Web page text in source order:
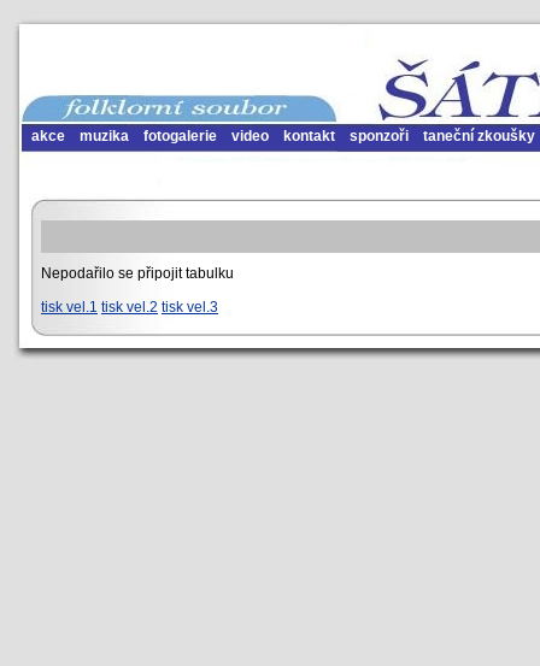
akce muzika fotogalerie video kontakt sponzoři taneční zkoušky
Nepodařilo se připojit tabulku
tisk vel.1 tisk vel.2 tisk vel.3